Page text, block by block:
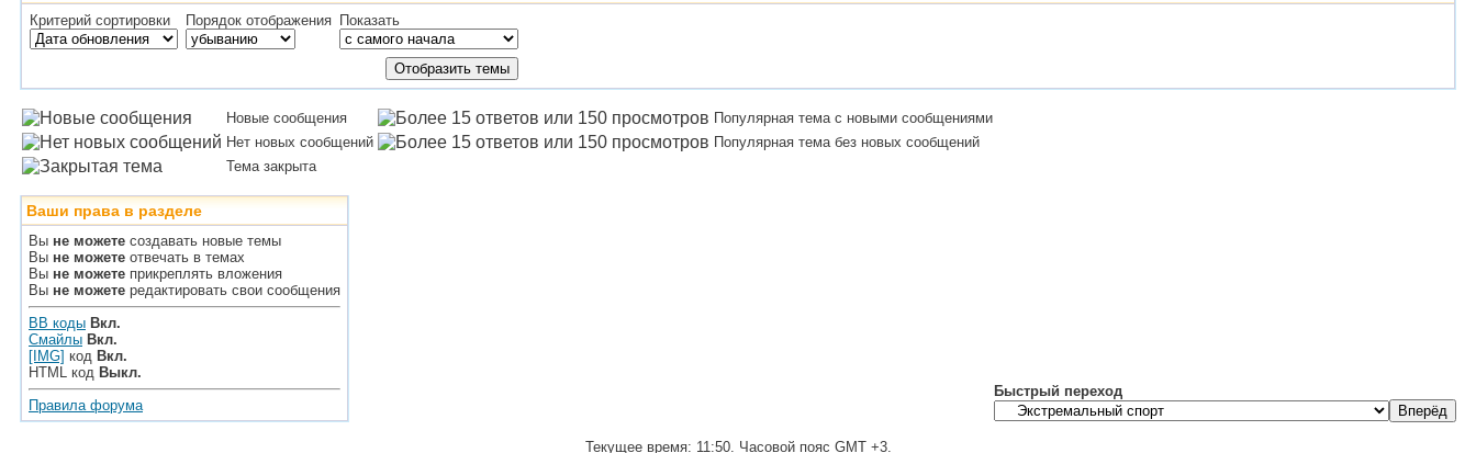
Критерий сортировки Порядок отображения Показать
Новые сообщения
Популярная тема с новыми сообщениями
Нет новых сообщений
Популярная тема без новых сообщений
Тема закрыта
Ваши права в разделе
Вы не можете создавать новые темы
Вы не можете отвечать в темах
Вы не можете прикреплять вложения
Вы не можете редактировать свои сообщения
BB коды Вкл.
Смайлы Вкл.
[IMG] код Вкл.
HTML код Выкл.
Правила форума
Быстрый переход
Текущее время: 11:50. Часовой пояс GMT +3.